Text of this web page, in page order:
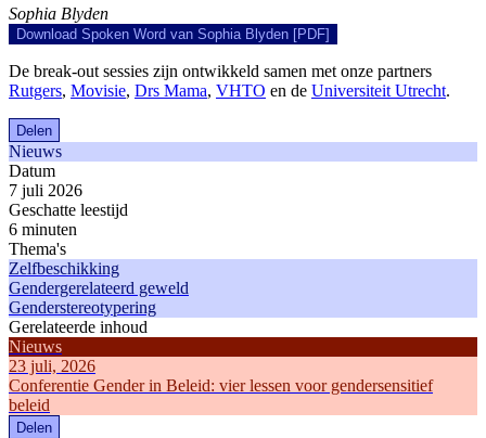
Sophia Blyden
Download Spoken Word van Sophia Blyden [PDF]
De break-out sessies zijn ontwikkeld samen met onze partners
Rutgers, Movisie, Drs Mama, VHTO en de Universiteit Utrecht.
Delen
Nieuws
Datum
7 juli 2026
Geschatte leestijd
6 minuten
Thema's
Zelfbeschikking
Gendergerelateerd geweld
Genderstereotypering
Gerelateerde inhoud
Nieuws
23 juli, 2026
Conferentie Gender in Beleid: vier lessen voor gendersensitief
beleid
Delen